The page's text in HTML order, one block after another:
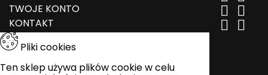
TWOJE KONTO  
KONTAKT  
Pliki cookies
Ten sklep używa plików cookie w celu